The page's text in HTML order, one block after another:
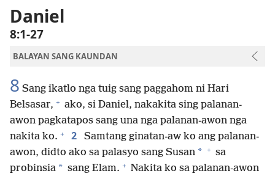
Biblia
Daniel
8:1-27
BALAYAN SANG KAUNDAN
8 Sang ikatlo nga tuig sang paggahom ni Hari
Belsasar, + ako, si Daniel, nakakita sing palanan-
awon pagkatapos sang una nga palanan-awon nga
nakita ko. + 2
Samtang ginatan-aw ko ang palanan-
awon, didto ako sa palasyo sang Susan * + sa
probinsia * sang Elam. + Nakita ko sa palanan-awon